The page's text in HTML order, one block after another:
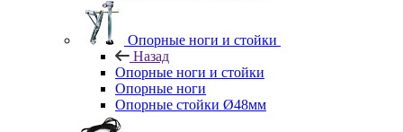
Опорные ноги и стойки
Назад
Опорные ноги и стойки
Опорные ноги
Опорные стойки Ø48мм